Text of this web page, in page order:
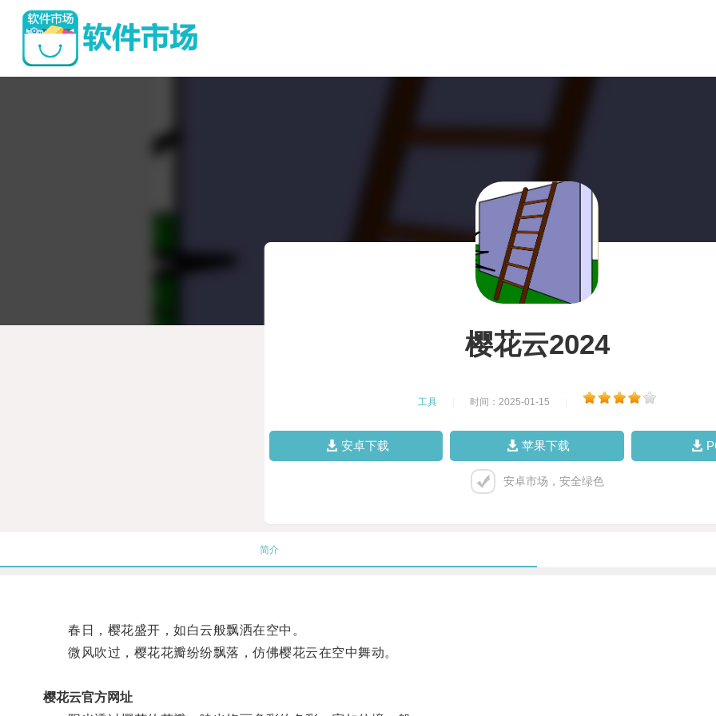
樱花云2024
工具 时间：2025-01-15
安卓下载 苹果下载
安卓市场，安全绿色
简介
春日，樱花盛开，如白云般飘洒在空中。
微风吹过，樱花花瓣纷纷飘落，仿佛樱花云在空中舞动。
樱花云官方网址